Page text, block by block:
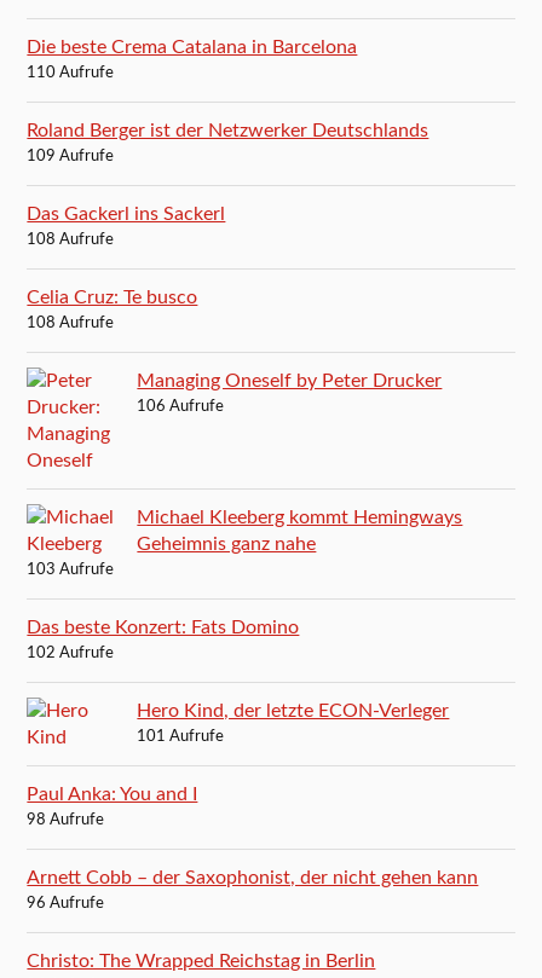
Die beste Crema Catalana in Barcelona
110 Aufrufe
Roland Berger ist der Netzwerker Deutschlands
109 Aufrufe
Das Gackerl ins Sackerl
108 Aufrufe
Celia Cruz: Te busco
108 Aufrufe
Managing Oneself by Peter Drucker
106 Aufrufe
Michael Kleeberg kommt Hemingways
Geheimnis ganz nahe
103 Aufrufe
Das beste Konzert: Fats Domino
102 Aufrufe
Hero Kind, der letzte ECON-Verleger
101 Aufrufe
Paul Anka: You and I
98 Aufrufe
Arnett Cobb – der Saxophonist, der nicht gehen kann
96 Aufrufe
Christo: The Wrapped Reichstag in Berlin